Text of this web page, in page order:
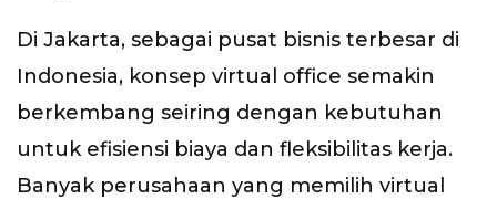
Di Jakarta, sebagai pusat bisnis terbesar di
Indonesia, konsep virtual office semakin
berkembang seiring dengan kebutuhan
untuk efisiensi biaya dan fleksibilitas kerja.
Banyak perusahaan yang memilih virtual